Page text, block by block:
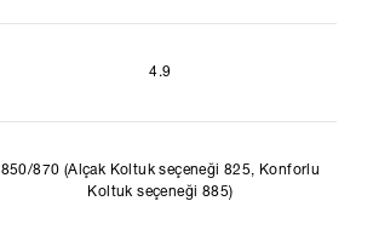
4.9
850/870 (Alçak Koltuk seçeneği 825, Konforlu
Koltuk seçeneği 885)